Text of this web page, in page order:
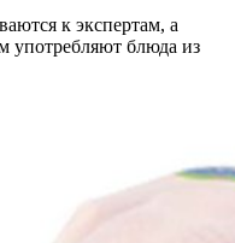
к экспертам, а
употребляют блюда из